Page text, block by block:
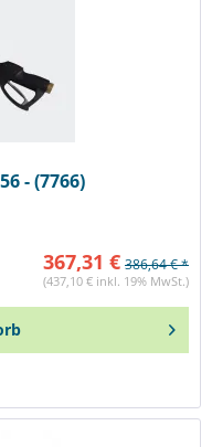
- (7766)
367,31 € 386,64 € *
(437,10 € inkl. 19% MwSt.)